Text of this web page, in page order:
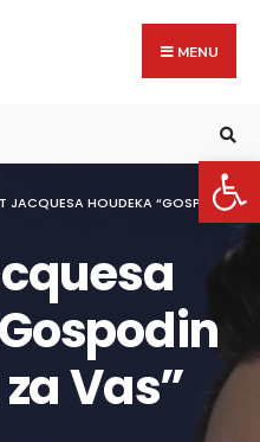
MENU
JACQUESA HOUDEKA “GOSPODIN
Vas”